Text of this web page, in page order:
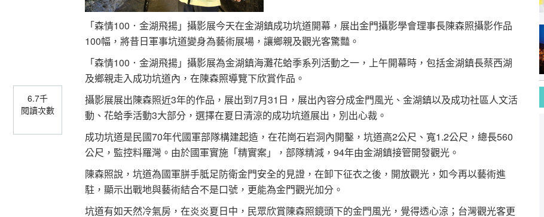
6.7千
閱讀次數
「森情100．金湖飛揚」攝影展今天在金湖鎮成功坑道開幕，展出金門攝影學會理事長陳森照攝影作品
100幅，將昔日軍事坑道變身為藝術展場，讓鄉親及觀光客驚豔。
「森情100．金湖飛揚」攝影展為金湖鎮海灘花蛤季系列活動之一，上午開幕時，包括金湖鎮長蔡西湖
及鄉親走入成功坑道內，在陳森照導覽下欣賞作品。
攝影展展出陳森照近3年的作品，展出到7月31日，展出內容分成金門風光、金湖鎮以及成功社區人文活
動、花蛤季活動3大部分，選擇在夏日清涼的成功坑道展出，別出心裁。
成功坑道是民國70年代國軍部隊構建起造，在花崗石岩洞內開鑿，坑道高2公尺、寬1.2公尺，總長560
公尺，監控料羅灣。由於國軍實施「精實案」，部隊精減，94年由金湖鎮接管開發觀光。
陳森照說，坑道為國軍胼手胝足防衛金門安全的見證，在卸下征衣之後，開放觀光，如今再以藝術進
駐，顯示出戰地與藝術結合不是口號，更能為金門觀光加分。
坑道有如天然冷氣房，在炎炎夏日中，民眾欣賞陳森照鏡頭下的金門風光，覺得透心涼；台灣觀光客更